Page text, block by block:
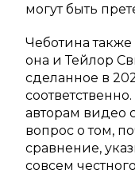
могут быть
Чеботина также
она и Тейлор
сделанное в
авторам видео
вопрос о том,
сравнение,
совсем